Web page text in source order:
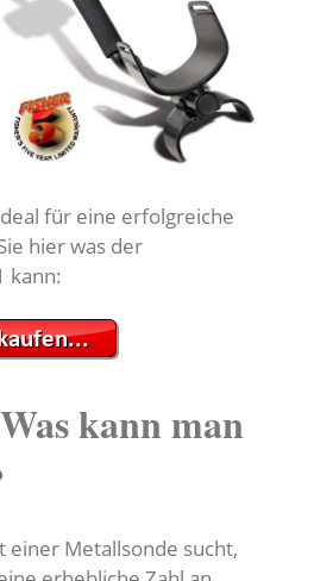
für eine erfolgreiche
hier was der
kann:
kann man
einer Metallsonde sucht,